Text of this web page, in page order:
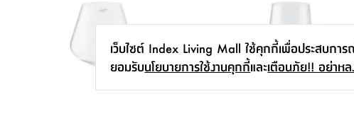
เว็บไซต์ Index Living Mall ใช้คุกกี้เพื่อประสบการ
ยอมรับนโยบายการใช้งานคุกกี้และเตือนภัย!! อย่าหล